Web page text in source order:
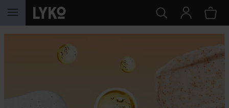
GÅ TIL INNHOLD